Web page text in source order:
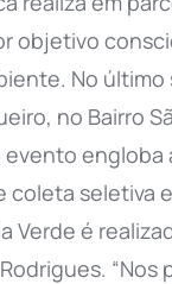
objetivo
No
no Bairro
evento
coleta seletiva
Verde é
“Nos